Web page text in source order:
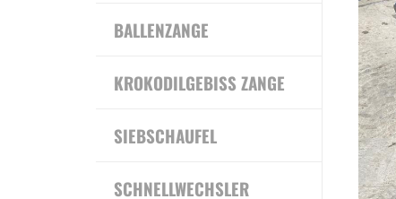
BALLENZANGE
KROKODILGEBISS ZANGE
SIEBSCHAUFEL
SCHNELLWECHSLER